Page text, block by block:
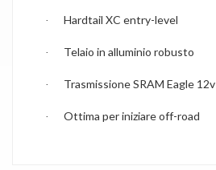
· Hardtail XC entry-level
· Telaio in alluminio robusto
· Trasmissione SRAM Eagle 12v
· Ottima per iniziare off-road